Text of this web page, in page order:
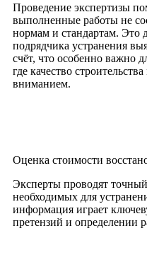
Проведение экспертизы
выполненные работы не
нормам и стандартам. Это
подрядчика устранения
счёт, что особенно важно
где качество
вниманием.
Оценка стоимости
Эксперты проводят
необходимых для
информация играет
претензий и определении